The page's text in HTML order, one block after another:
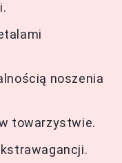
noszenia
towarzystwie.